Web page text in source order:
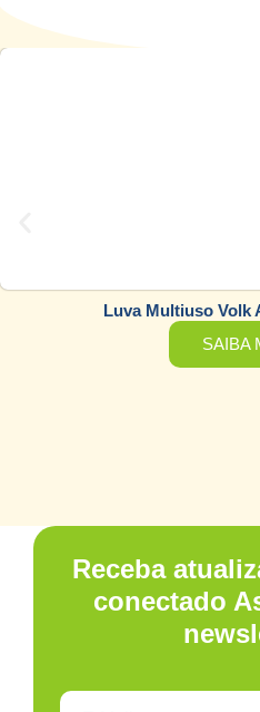
Luva Multiuso Volk
SAIBA
Receba
conectado